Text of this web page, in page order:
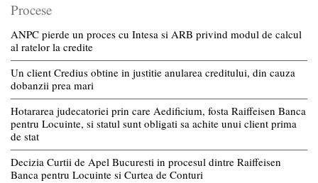
Procese
ANPC pierde un proces cu Intesa si ARB privind modul de calcul
al ratelor la credite
Un client Credius obtine in justitie anularea creditului, din cauza
dobanzii prea mari
Hotararea judecatoriei prin care Aedificium, fosta Raiffeisen Banca
pentru Locuinte, si statul sunt obligati sa achite unui client prima
de stat
Decizia Curtii de Apel Bucuresti in procesul dintre Raiffeisen
Banca pentru Locuinte si Curtea de Conturi